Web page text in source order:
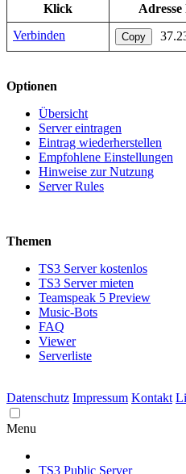
Klick
Verbinden
Copy
Optionen
Übersicht
Server eintragen
Eintrag wiederherstellen
Empfohlene Einstellungen
Hinweise zur Nutzung
Server Rules
Themen
TS3 Server kostenlos
TS3 Server mieten
Teamspeak 5 Preview
Music-Bots
FAQ
Viewer
Serverliste
Datenschutz Impressum Kontakt
Menu
TS3 Public Server